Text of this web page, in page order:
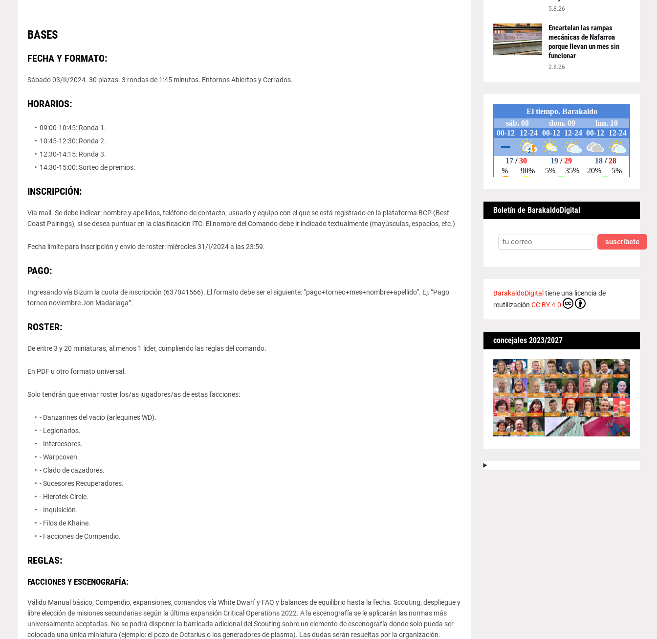
BASES
FECHA Y FORMATO:
Sábado 03/II/2024. 30 plazas. 3 rondas de 1:45 minutos. Entornos Abiertos y Cerrados.
HORARIOS:
09:00-10:45: Ronda 1.
10:45-12:30: Ronda 2.
12:30-14:15: Ronda 3.
14:30-15:00: Sorteo de premios.
INSCRIPCIÓN:
Vía mail. Se debe indicar: nombre y apellidos, teléfono de contacto, usuario y equipo con el que se está registrado en la plataforma BCP (Best
Coast Pairings), si se desea puntuar en la clasificación ITC. El nombre del Comando debe ir indicado textualmente (mayúsculas, espacios, etc.)
Fecha límite para inscripción y envío de roster: miércoles 31/I/2024 a las 23:59.
PAGO:
Ingresando vía Bizum la cuota de inscripción (637041566). El formato debe ser el siguiente: “pago+torneo+mes+nombre+apellido”. Ej: “Pago
torneo noviembre Jon Madariaga”.
ROSTER:
De entre 3 y 20 miniaturas, al menos 1 líder, cumpliendo las reglas del comando.
En PDF u otro formato universal.
Solo tendrán que enviar roster los/as jugadores/as de estas facciones:
- Danzarines del vacío (arlequines WD).
- Legionarios.
- Intercesores.
- Warpcoven.
- Clado de cazadores.
- Sucesores Recuperadores.
- Hierotek Circle.
- Inquisición.
- Filos de Khaine.
- Facciones de Compendio.
REGLAS:
FACCIONES Y ESCENOGRAFÍA:
Válido Manual básico, Compendio, expansiones, comandos vía White Dwarf y FAQ y balances de equilibrio hasta la fecha. Scouting, despliegue y
libre elección de misiones secundarias según la última expansión Critical Operations 2022. A la escenografía se le aplicarán las normas más
universalmente aceptadas. No se podrá disponer la barricada adicional del Scouting sobre un elemento de escenografía donde solo pueda ser
colocada una única miniatura (ejemplo: el pozo de Octarius o los generadores de plasma). Las dudas serán resueltas por la organización.
5.8.26
Encartelan las rampas
mecánicas de Nafarroa
porque llevan un mes sin
funcionar
2.8.26
Boletín de BarakaldoDigital
suscríbete
BarakaldoDigital tiene una licencia de
reutilización CC BY 4.0
concejales 2023/2027